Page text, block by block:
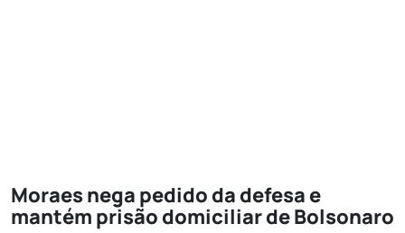
Moraes nega pedido da defesa e
mantém prisão domiciliar de Bolsonaro